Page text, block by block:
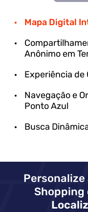
Mapa Digital
Anônimo em
Experiência de
Navegação e
Ponto Azul
Busca
Personalize
Shopping